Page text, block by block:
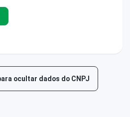
ocultar dados do CNPJ